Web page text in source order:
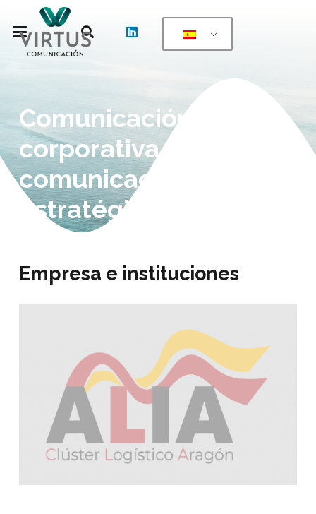
Comunicación
corporativa,
comunicación
estratégica
Empresa e instituciones